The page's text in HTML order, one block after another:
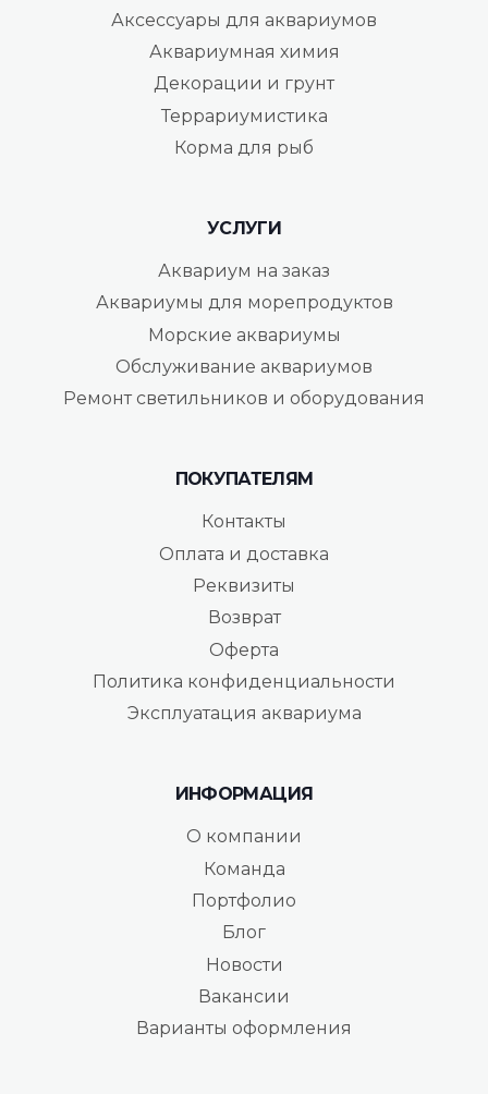
Аксессуары для аквариумов
Аквариумная химия
Декорации и грунт
Террариумистика
Корма для рыб
УСЛУГИ
Аквариум на заказ
Аквариумы для морепродуктов
Морские аквариумы
Обслуживание аквариумов
Ремонт светильников и оборудования
ПОКУПАТЕЛЯМ
Контакты
Оплата и доставка
Реквизиты
Возврат
Оферта
Политика конфиденциальности
Эксплуатация аквариума
ИНФОРМАЦИЯ
О компании
Команда
Портфолио
Блог
Новости
Вакансии
Варианты оформления